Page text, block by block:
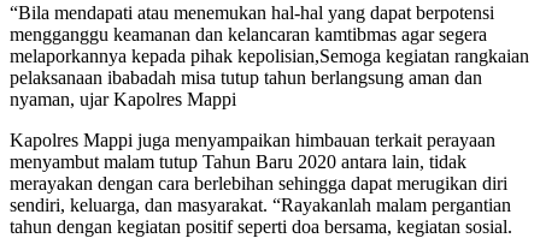
“Bila mendapati atau menemukan hal-hal yang dapat berpotensi
mengganggu keamanan dan kelancaran kamtibmas agar segera
melaporkannya kepada pihak kepolisian,Semoga kegiatan rangkaian
pelaksanaan ibabadah misa tutup tahun berlangsung aman dan
nyaman, ujar Kapolres Mappi
Kapolres Mappi juga menyampaikan himbauan terkait perayaan
menyambut malam tutup Tahun Baru 2020 antara lain, tidak
merayakan dengan cara berlebihan sehingga dapat merugikan diri
sendiri, keluarga, dan masyarakat. “Rayakanlah malam pergantian
tahun dengan kegiatan positif seperti doa bersama, kegiatan sosial.